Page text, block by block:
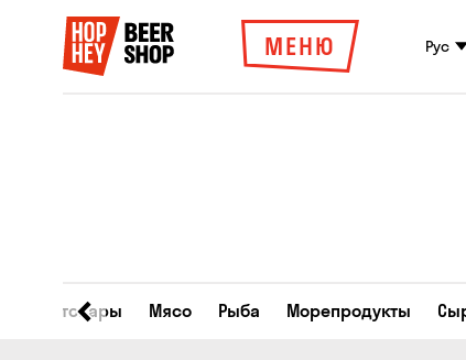
МЕНЮ Рус
Все товары Мясо Рыба Морепродукты